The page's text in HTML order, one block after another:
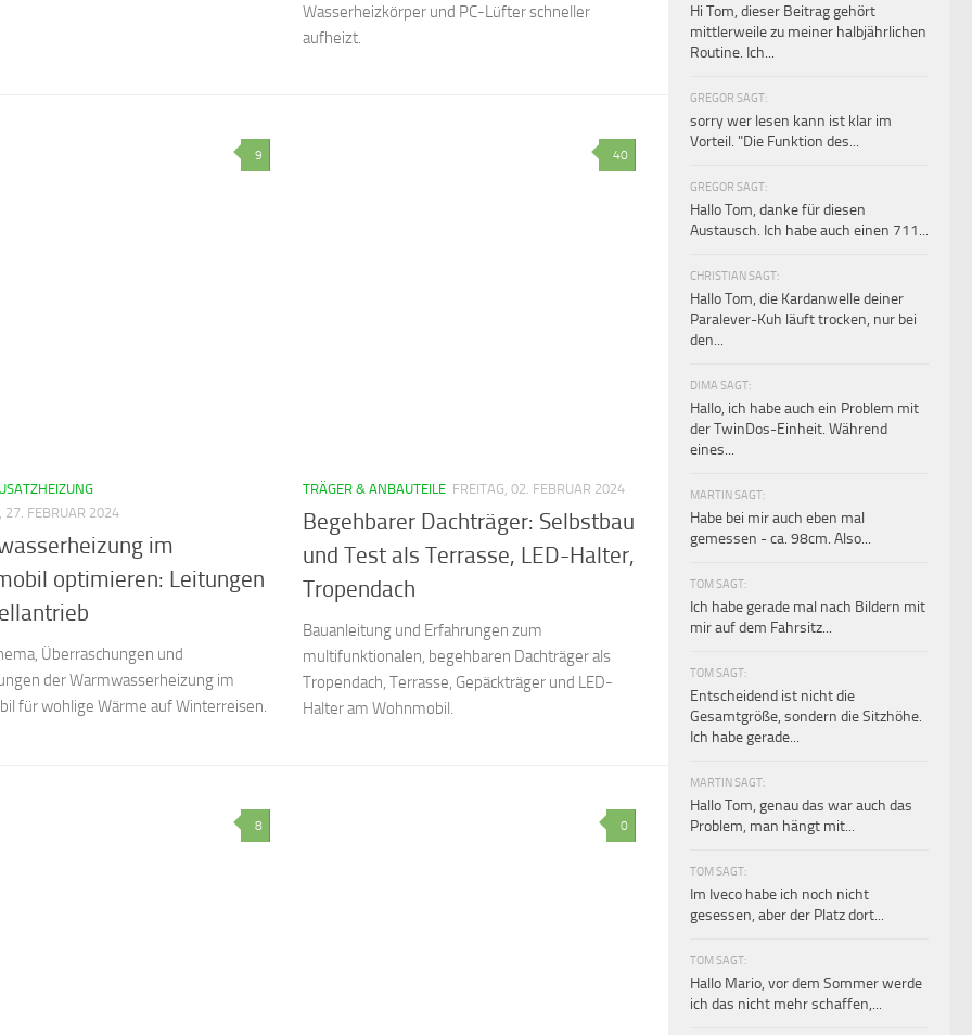
Wasserheizkörper und PC-Lüfter schneller
aufheizt.
9
27. FEBRUAR 2024
im
optimieren: Leitungen
Überraschungen und
der Warmwasserheizung im
für wohlige Wärme auf Winterreisen.
40
TRÄGER & ANBAUTEILE FREITAG, 02. FEBRUAR 2024
Begehbarer Dachträger: Selbstbau
und Test als Terrasse, LED-Halter,
Tropendach
Bauanleitung und Erfahrungen zum
multifunktionalen, begehbaren Dachträger als
Tropendach, Terrasse, Gepäckträger und LED-
Halter am Wohnmobil.
8 0
Hi Tom, dieser Beitrag gehört
mittlerweile zu meiner halbjährlichen
Routine. Ich...
GREGOR SAGT:
sorry wer lesen kann ist klar im
Vorteil. "Die Funktion des...
GREGOR SAGT:
Hallo Tom, danke für diesen
Austausch. Ich habe auch einen 711...
CHRISTIAN SAGT:
Hallo Tom, die Kardanwelle deiner
Paralever-Kuh läuft trocken, nur bei
den...
DIMA SAGT:
Hallo, ich habe auch ein Problem mit
der TwinDos-Einheit. Während
eines...
MARTIN SAGT:
Habe bei mir auch eben mal
gemessen - ca. 98cm. Also...
TOM SAGT:
Ich habe gerade mal nach Bildern mit
mir auf dem Fahrsitz...
TOM SAGT:
Entscheidend ist nicht die
Gesamtgröße, sondern die Sitzhöhe.
Ich habe gerade...
MARTIN SAGT:
Hallo Tom, genau das war auch das
Problem, man hängt mit...
TOM SAGT:
Im Iveco habe ich noch nicht
gesessen, aber der Platz dort...
TOM SAGT:
Hallo Mario, vor dem Sommer werde
ich das nicht mehr schaffen,...